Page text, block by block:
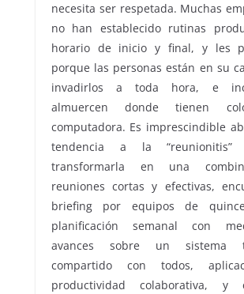
necesita ser respetada. Muchas
no han establecido rutinas
horario de inicio y final, y les
porque las personas están en su
invadirlos a toda hora, e
almuercen donde tienen
computadora. Es imprescindible
tendencia a la
transformarla en una
reuniones cortas y efectivas,
briefing por equipos de
planificación semanal con
avances sobre un sistema
compartido con todos,
productividad colaborativa, y